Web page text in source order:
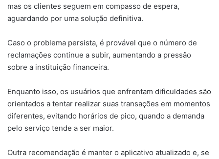
mas os clientes seguem em compasso de espera,
aguardando por uma solução definitiva.
Caso o problema persista, é provável que o número de
reclamações continue a subir, aumentando a pressão
sobre a instituição financeira.
Enquanto isso, os usuários que enfrentam dificuldades são
orientados a tentar realizar suas transações em momentos
diferentes, evitando horários de pico, quando a demanda
pelo serviço tende a ser maior.
Outra recomendação é manter o aplicativo atualizado e, se